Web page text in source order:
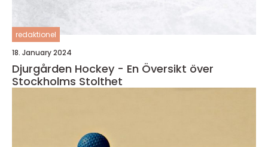
redaktionel
18. January 2024
Djurgården Hockey - En Översikt över
Stockholms Stolthet